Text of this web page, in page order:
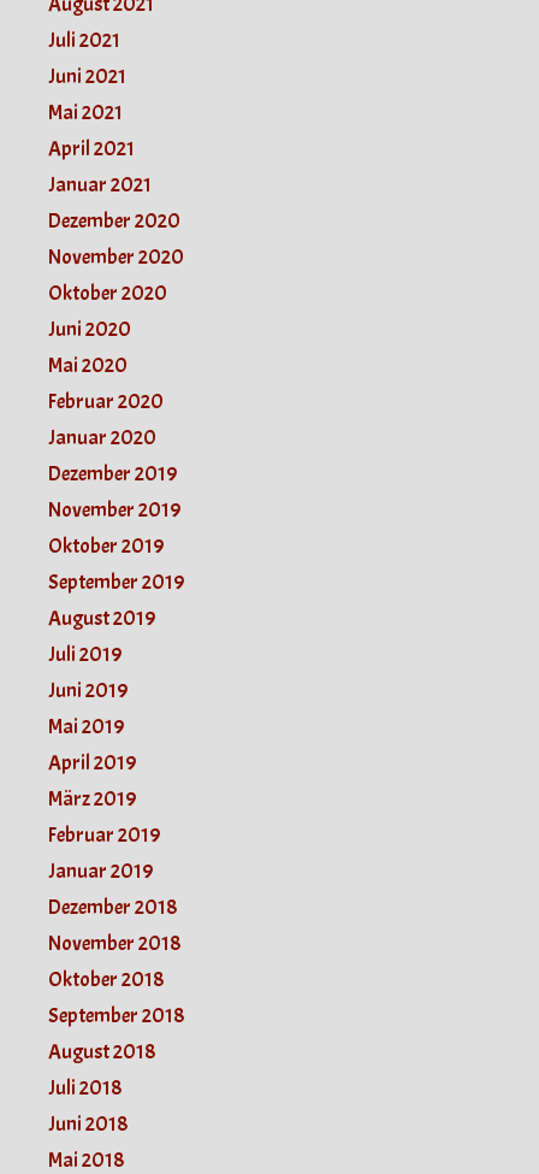
Juli 2021
Juni 2021
Mai 2021
April 2021
Januar 2021
Dezember 2020
November 2020
Oktober 2020
Juni 2020
Mai 2020
Februar 2020
Januar 2020
Dezember 2019
November 2019
Oktober 2019
September 2019
August 2019
Juli 2019
Juni 2019
Mai 2019
April 2019
März 2019
Februar 2019
Januar 2019
Dezember 2018
November 2018
Oktober 2018
September 2018
August 2018
Juli 2018
Juni 2018
Mai 2018